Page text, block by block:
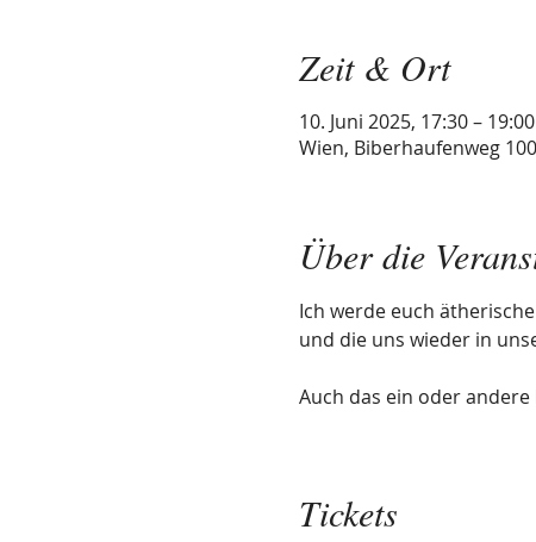
Zeit & Ort
10. Juni 2025, 17:30 – 19:00
Wien, Biberhaufenweg
Über die
Ich werde euch
und die uns wieder in
Auch das ein oder
Tickets